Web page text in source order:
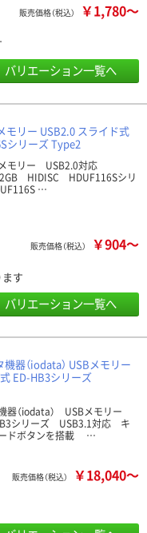
販売価格（税込） ￥1,780～
バリエーション一覧へ
モリー USB2.0 スライド式
シリーズ Type2
モリー USB2.0対応
HIDISC HDUF116Sシリ
…
販売価格（税込） ￥904～
す
バリエーション一覧へ
機器（iodata） USBメモリー
ED-HB3シリーズ
機器（iodata） USBメモリー
シリーズ USB3.1対応 キ
ドボタンを搭載 …
販売価格（税込） ￥18,040～